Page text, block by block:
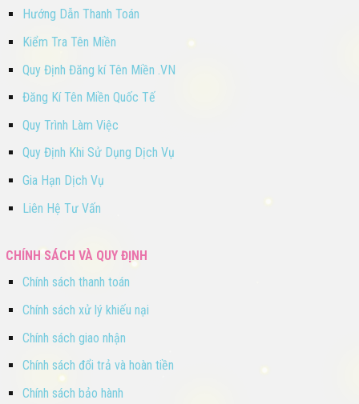
Hướng Dẫn Thanh Toán
Kiểm Tra Tên Miền
Quy Định Đăng kí Tên Miền .VN
Đăng Kí Tên Miền Quốc Tế
Quy Trình Làm Việc
Quy Định Khi Sử Dụng Dịch Vụ
Gia Hạn Dịch Vụ
Liên Hệ Tư Vấn
CHÍNH SÁCH VÀ QUY ĐỊNH
Chính sách thanh toán
Chính sách xử lý khiếu nại
Chính sách giao nhận
Chính sách đổi trả và hoàn tiền
Chính sách bảo hành